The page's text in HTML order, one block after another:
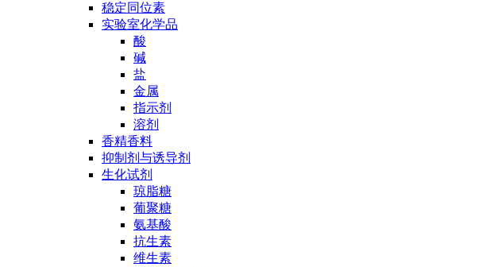
稳定同位素
实验室化学品
酸
碱
盐
金属
指示剂
溶剂
香精香料
抑制剂与诱导剂
生化试剂
琼脂糖
葡聚糖
氨基酸
抗生素
维生素